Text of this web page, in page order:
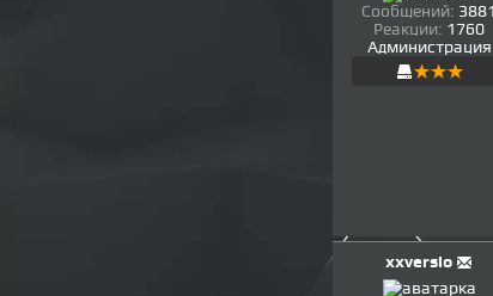
Сообщений: 3881
Реакции: 1760
Администрация
xxversio